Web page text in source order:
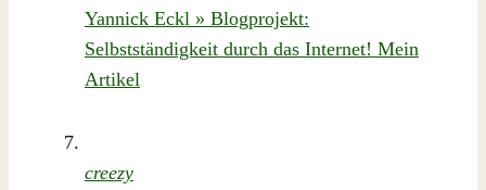
Yannick Eckl » Blogprojekt:
Selbstständigkeit durch das Internet! Mein
Artikel
creezy